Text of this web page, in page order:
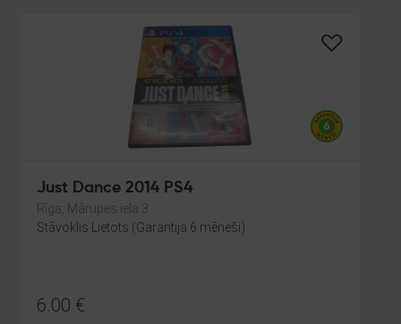
Just Dance 2014 PS4
Rīga, Mārupes iela 3
Stāvoklis Lietots (Garantija 6 mēneši)
6.00 €